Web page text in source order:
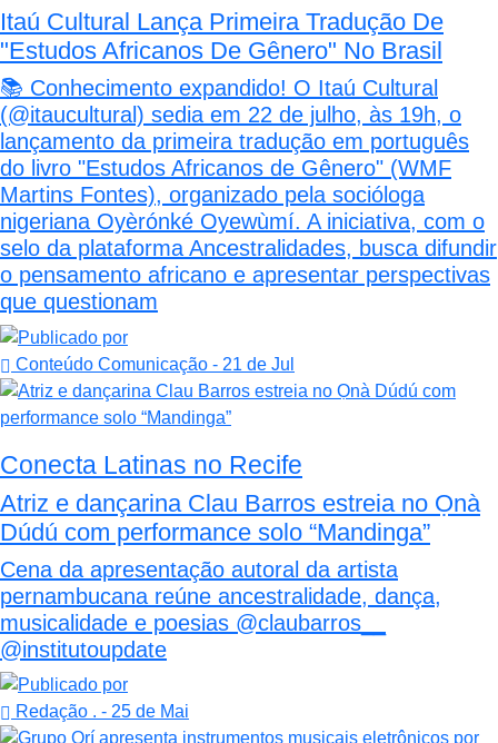
Itaú Cultural Lança Primeira Tradução De
"Estudos Africanos De Gênero" No Brasil
📚 Conhecimento expandido! O Itaú Cultural
(@itaucultural) sedia em 22 de julho, às 19h, o
lançamento da primeira tradução em português
do livro "Estudos Africanos de Gênero" (WMF
Martins Fontes), organizado pela socióloga
nigeriana Oyèrónké Oyewùmí. A iniciativa, com o
selo da plataforma Ancestralidades, busca difundir
o pensamento africano e apresentar perspectivas
que questionam
Conteúdo Comunicação - 21 de Jul
Conecta Latinas no Recife
Atriz e dançarina Clau Barros estreia no Ọnà
Dúdú com performance solo “Mandinga”
Cena da apresentação autoral da artista
pernambucana reúne ancestralidade, dança,
musicalidade e poesias @claubarros__
@institutoupdate
Redação . - 25 de Mai